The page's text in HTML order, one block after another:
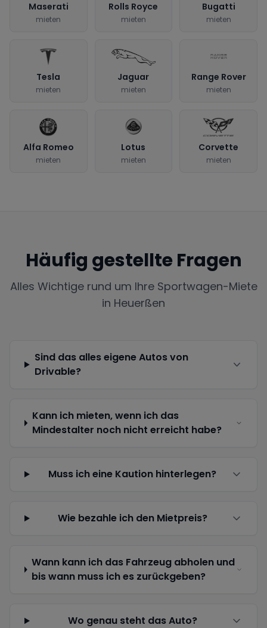
Maserati
mieten
Rolls Royce
mieten
Bugatti
mieten
Tesla
mieten
Jaguar
mieten
Range Rover
mieten
Alfa Romeo
mieten
Lotus
mieten
Corvette
mieten
Häufig gestellte Fragen
Alles Wichtige rund um Ihre Sportwagen-Miete
in Heuerßen
Sind das alles eigene Autos von
Drivable?
Kann ich mieten, wenn ich das
Mindestalter noch nicht erreicht habe?
Muss ich eine Kaution hinterlegen?
Wie bezahle ich den Mietpreis?
Wann kann ich das Fahrzeug abholen und
bis wann muss ich es zurückgeben?
Wo genau steht das Auto?